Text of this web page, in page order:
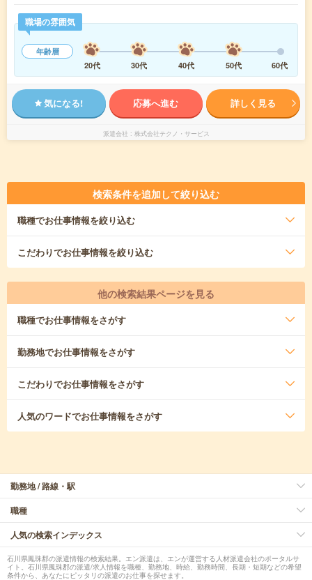
職場の雰囲気
年齢層
20代
30代 40代 50代 60代
気になる! 応募へ進む 詳しく見る
派遣会社 株式会社テクノ・サービス
検索条件を追加して絞り込む
職種でお仕事情報を絞り込む
こだわりでお仕事情報を絞り込む
他の検索結果ページを見る
職種でお仕事情報をさがす
勤務地でお仕事情報をさがす
こだわりでお仕事情報をさがす
人気のワードでお仕事情報をさがす
勤務地 / 路線・駅
職種
人気の検索インデックス
石川県鳳珠郡の派遣情報の検索結果。エン派遣は、エンが運営する人材派遣会社のポータルサ
イト。石川県鳳珠郡の派遣/求人情報を職種、勤務地、時給、勤務時間、長期・短期などの希望
条件から、あなたにピッタリの派遣のお仕事を探せます。